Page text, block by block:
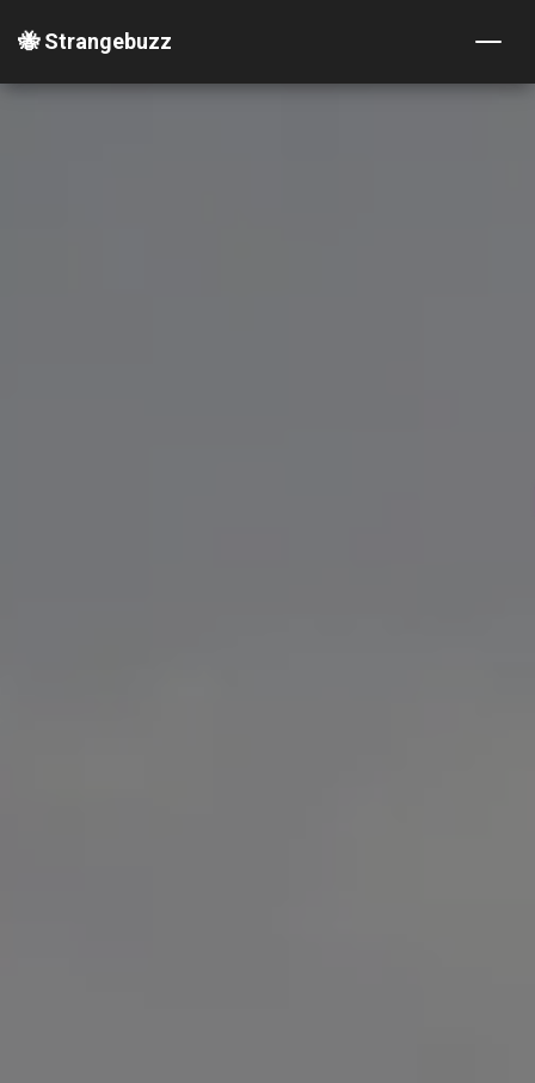
🐝 Strangebuzz